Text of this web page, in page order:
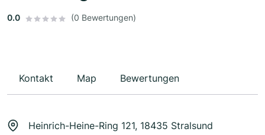
0.0 (0 Bewertungen)
Kontakt Map Bewertungen
Heinrich-Heine-Ring 121, 18435 Stralsund